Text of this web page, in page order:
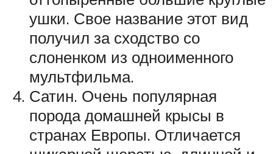
ушки. Свое название этот вид
получил за сходство со
слоненком из одноименного
мультфильма.
Сатин. Очень популярная
порода домашней крысы в
странах Европы. Отличается